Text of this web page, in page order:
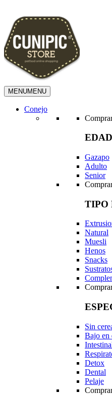
MENUMENU
Conejo
EDAD
Gazapo
Adulto
Senior
TIPO
Natural
Muesli
Henos
Snacks
Sin
Bajo en
Detox
Dental
Pelaje